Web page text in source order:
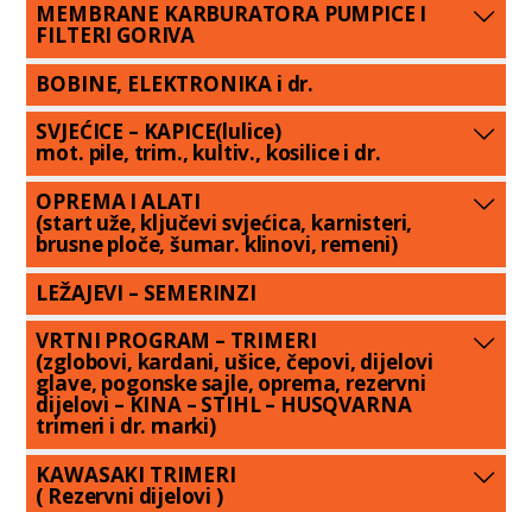
MEMBRANE KARBURATORA PUMPICE I
FILTERI GORIVA
BOBINE, ELEKTRONIKA i dr.
SVJEĆICE – KAPICE(lulice)
mot. pile, trim., kultiv., kosilice i dr.
OPREMA I ALATI
(start uže, ključevi svjećica, karnisteri,
brusne ploče, šumar. klinovi, remeni)
LEŽAJEVI – SEMERINZI
VRTNI PROGRAM – TRIMERI
(zglobovi, kardani, ušice, čepovi, dijelovi
glave, pogonske sajle, oprema, rezervni
dijelovi – KINA – STIHL – HUSQVARNA
trimeri i dr. marki)
KAWASAKI TRIMERI
( Rezervni dijelovi )